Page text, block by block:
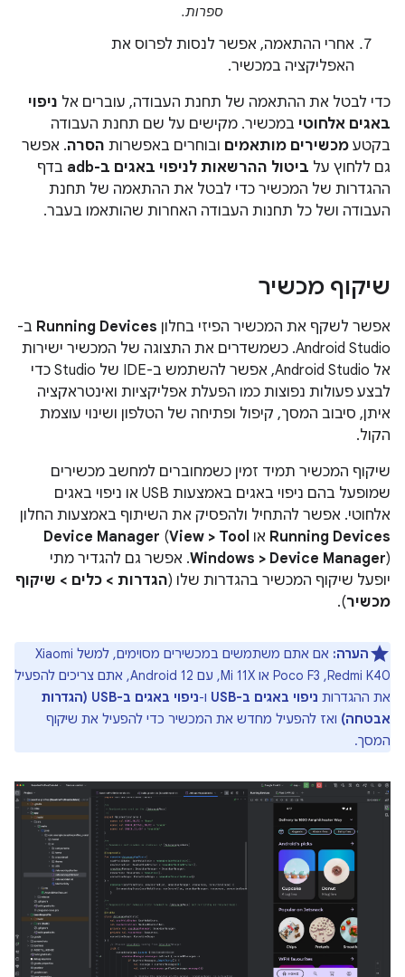
ספרות.
אחרי ההתאמה, אפשר לנסות לפרוס את
האפליקציה במכשיר.
כדי לבטל את ההתאמה של תחנת העבודה, עוברים אל ניפוי
באגים אלחוטי במכשיר. מקישים על שם תחנת העבודה
בקטע מכשירים מותאמים ובוחרים באפשרות הסרה. אפשר
גם ללחוץ על ביטול ההרשאות לניפוי באגים ב-adb
בדף
ההגדרות של המכשיר כדי לבטל את ההתאמה של תחנת
העבודה ושל כל תחנות העבודה האחרות שהותאמו בעבר.
שיקוף מכשיר
אפשר לשקף את המכשיר הפיזי בחלון Running Devices ב-
Android Studio. כשמשדרים את התצוגה של המכשיר ישירות
אל Android Studio, אפשר להשתמש ב-IDE של Studio כדי
לבצע פעולות נפוצות כמו הפעלת אפליקציות ואינטראקציה
איתן, סיבוב המסך, קיפול ופתיחה של הטלפון ושינוי עוצמת
הקול.
שיקוף המכשיר תמיד זמין כשמחוברים למחשב מכשירים
שמופעל בהם ניפוי באגים באמצעות USB או ניפוי באגים
אלחוטי. אפשר להתחיל ולהפסיק את השיתוף באמצעות החלון
Running Devices או Device Manager (View > Tool
Windows > Device Manager). אפשר גם להגדיר מתי
יופעל שיקוף המכשיר בהגדרות שלו (הגדרות > כלים > שיקוף
מכשיר).
הערה:
אם אתם משתמשים במכשירים מסוימים, למשל Xiaomi
Redmi K40,‏ Poco F3 או Mi 11X, עם Android 12, אתם צריכים להפעיל
את ההגדרות ניפוי באגים ב-USB ו-
ניפוי באגים ב-USB (הגדרות
אבטחה) ואז להפעיל מחדש את המכשיר כדי להפעיל את שיקוף
המסך.